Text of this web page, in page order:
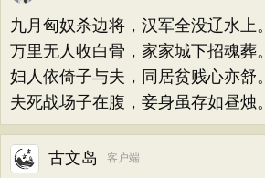
九月匈奴杀边将，汉军全没辽水上。
万里无人收白骨，家家城下招魂葬。
妇人依倚子与夫，同居贫贱心亦舒。
夫死战场子在腹，妾身虽存如昼烛。
古文岛 客户端